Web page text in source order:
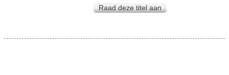
Raad deze titel aan